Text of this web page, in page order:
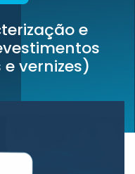
e
vernizes)